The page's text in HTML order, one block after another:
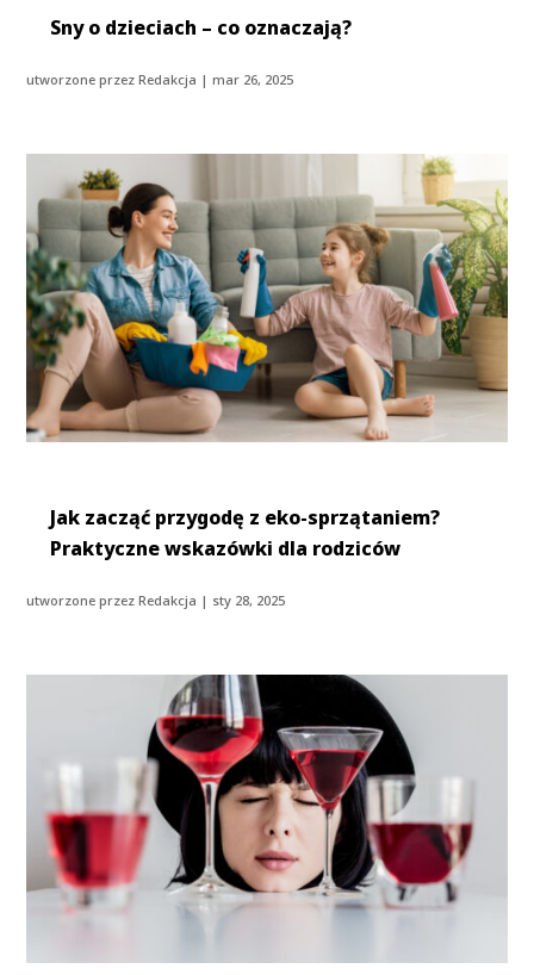
Sny o dzieciach – co oznaczają?
utworzone przezRedakcja |mar 26, 2025
Jak zacząć przygodę z eko-sprzątaniem?
Praktyczne wskazówki dla rodziców
utworzone przezRedakcja | sty 28, 2025